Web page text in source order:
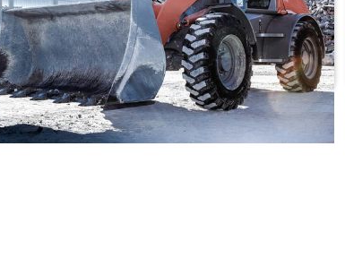
Kaatokuorma:6490/5739 kg
TUTUSTU